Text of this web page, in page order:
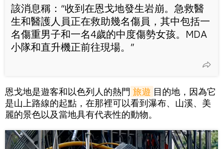
該消息稱：“收到在恩戈地發生岩崩。急救醫
生和醫護人員正在救助幾名傷員，其中包括一
名傷重男子和一名4歲的中度傷勢女孩。MDA
小隊和直升機正前往現場。”
恩戈地是遊客和以色列人的熱門 旅遊 目的地，因為它
是山上路線的起點，在那裡可以看到瀑布、山溪、美
麗的景色以及當地具有代表性的動物。